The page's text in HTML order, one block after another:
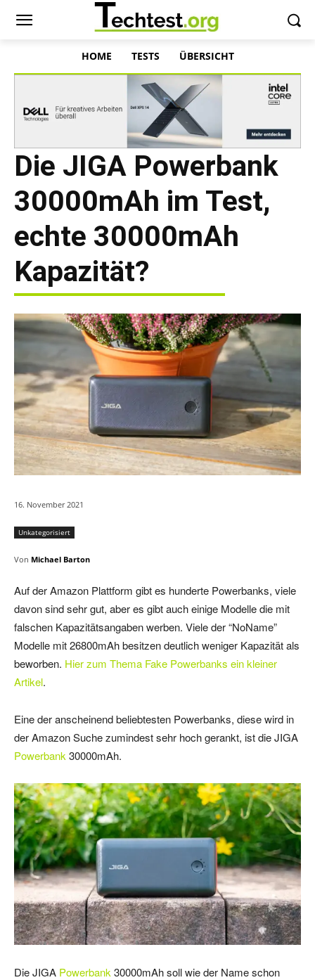
HOME TESTS ÜBERSICHT
Die JIGA Powerbank
30000mAh im Test,
echte 30000mAh
Kapazität?
16. November 2021
Unkategorisiert
Von Michael Barton
Auf der Amazon Plattform gibt es hunderte Powerbanks, viele
davon sind sehr gut, aber es gibt auch einige Modelle die mit
falschen Kapazitätsangaben werben. Viele der “NoName”
Modelle mit 26800mAh besitzen deutlich weniger Kapazität als
beworben. Hier zum Thema Fake Powerbanks ein kleiner
Artikel.
Eine der anscheinend beliebtesten Powerbanks, diese wird in
der Amazon Suche zumindest sehr hoch gerankt, ist die JIGA
Powerbank 30000mAh.
Die JIGA Powerbank 30000mAh soll wie der Name schon